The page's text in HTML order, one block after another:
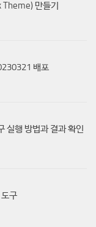
Theme) 만들기
배포
실행 방법과 결과 확인
구